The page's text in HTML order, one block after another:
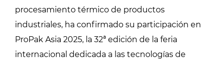
procesamiento térmico de productos
industriales, ha confirmado su participación en
ProPak Asia 2025, la 32ª edición de la feria
internacional dedicada a las tecnologías de